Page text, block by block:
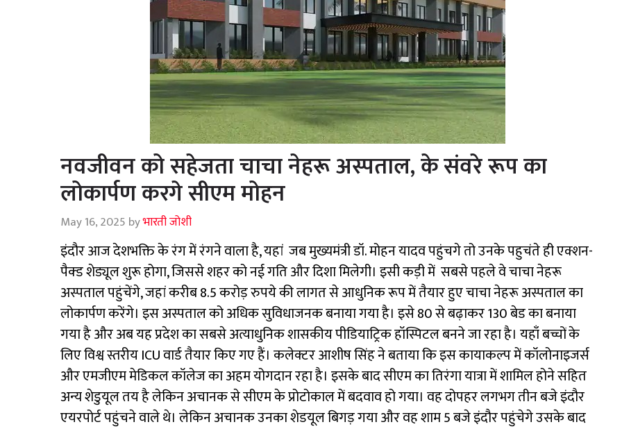
नवजीवन को सहेजता चाचा नेहरू अस्पताल, के संवरे रूप का
लोकार्पण करगे सीएम मोहन
May 16, 2025 byभारती जोशी
इंदौर आज देशभक्ति के रंग में रंगने वाला है, यहां जब मुख्यमंत्री डॉ. मोहन यादव पहुंचगे तो उनके पहुचंते ही एक्शन-
पैक्ड शेड्यूल शुरू होगा, जिससे शहर को नई गति और दिशा मिलेगी। इसी कड़ी में सबसे पहले वे चाचा नेहरू
अस्पताल पहुंचेंगे, जहां करीब 8.5 करोड़ रुपये की लागत से आधुनिक रूप में तैयार हुए चाचा नेहरू अस्पताल का
लोकार्पण करेंगे। इस अस्पताल को अधिक सुविधाजनक बनाया गया है। इसे 80 से बढ़ाकर 130 बेड का बनाया
गया है और अब यह प्रदेश का सबसे अत्याधुनिक शासकीय पीडियाट्रिक हॉस्पिटल बनने जा रहा है। यहाँ बच्चों के
लिए विश्व स्तरीय ICU वार्ड तैयार किए गए हैं। कलेक्टर आशीष सिंह ने बताया कि इस कायाकल्प में कॉलोनाइजर्स
और एमजीएम मेडिकल कॉलेज का अहम योगदान रहा है। इसके बाद सीएम का तिरंगा यात्रा में शामिल होने सहित
अन्य शेडुयूल तय है लेकिन अचानक से सीएम के प्रोटोकाल में बदवाव हो गया। वह दोपहर लगभग तीन बजे इंदौर
एयरपोर्ट पहुंचने वाले थे। लेकिन अचानक उनका शेडयूल बिगड़ गया और वह शाम 5 बजे इंदौर पहुंचेगे उसके बाद